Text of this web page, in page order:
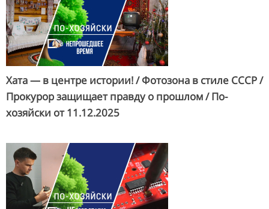
Хата — в центре истории! / Фотозона в стиле СССР /
Прокурор защищает правду о прошлом / По-
хозяйски от11.12.2025